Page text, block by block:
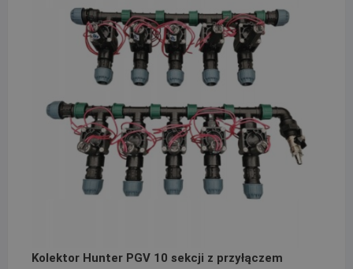
Kolektor Hunter PGV 10 sekcji z przyłączem